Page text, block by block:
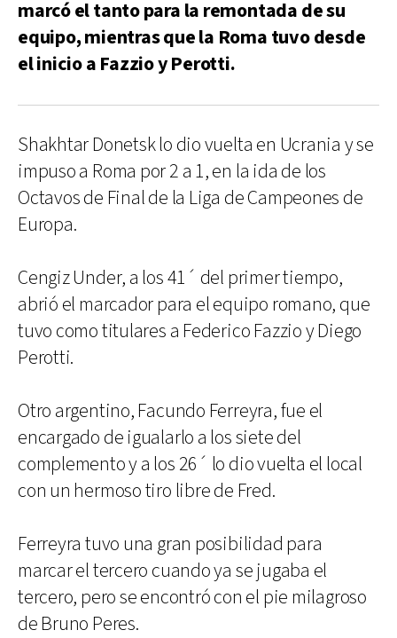
marcó el tanto para la remontada de su
equipo, mientras que la Roma tuvo desde
el inicio a Fazzio y Perotti.
Shakhtar Donetsk lo dio vuelta en Ucrania y se
impuso a Roma por 2 a 1, en la ida de los
Octavos de Final de la Liga de Campeones de
Europa.
Cengiz Under, a los 41´ del primer tiempo,
abrió el marcador para el equipo romano, que
tuvo como titulares a Federico Fazzio y Diego
Perotti.
Otro argentino, Facundo Ferreyra, fue el
encargado de igualarlo a los siete del
complemento y a los 26´ lo dio vuelta el local
con un hermoso tiro libre de Fred.
Ferreyra tuvo una gran posibilidad para
marcar el tercero cuando ya se jugaba el
tercero, pero se encontró con el pie milagroso
de Bruno Peres.